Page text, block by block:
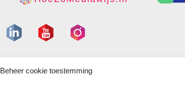
Beheer cookie toestemming